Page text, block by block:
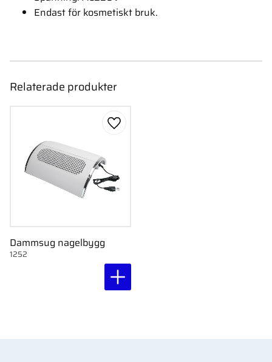
Endast för kosmetiskt bruk.
Relaterade produkter
Dammsug nagelbygg
1252
Lägg till i favoriter